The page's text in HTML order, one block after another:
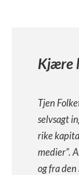
Kjære
Tjen
selvsagt
rike
medier”.
og fra